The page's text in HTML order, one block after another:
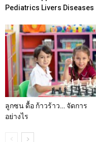
Pediatrics Livers Diseases
ลูกซน ดื้อ ก้าวร้าว… จัดการ
อย่างไร